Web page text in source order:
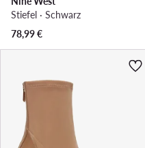
Stiefel · Schwarz
78,99€